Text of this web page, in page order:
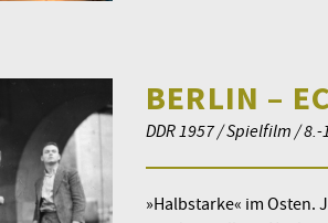
BERLIN –
DDR 1957 / Spielfilm /
»Halbstarke« im Osten.